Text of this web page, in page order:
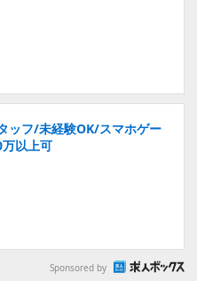
ッフ/未経験OK/スマホゲー
以上可
Sponsored by